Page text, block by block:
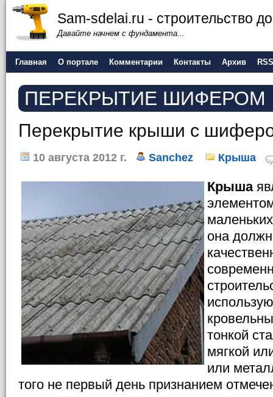
Sam-sdelai.ru - строительство
Давайте начнем с фундамента...
Главная О портале Комментарии Контакты Архив RSS
ПЕРЕКРЫТИЕ ШИФЕРОМ
Перекрытие крыши с
10 августа 2012 г. Sanchez Крыша
Крыша
она
тонкой
мягкой
или
того не первый день признанием